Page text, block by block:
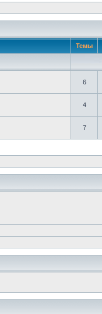
Темы
6
4
7